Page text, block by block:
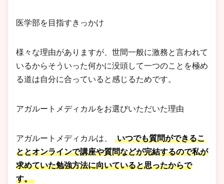
医学部を目指すきっかけ
様々な理由がありますが、世間一般に激務と言われて
いるからそういった何かに没頭して一つのことを極め
る道は自分に合っていると感じるためです。
アガルートメディカルをお選びいただいた理由
アガルートメディカルは、
いつでも質問ができるこ
ととオンラインで講座や質問などが完結するので私が
求めていた勉強方法に向いていると思ったからで
す。